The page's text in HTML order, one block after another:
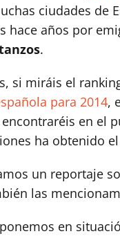
ciudades de
hace años por
.
si miráis el
para 2014,
encontraréis en el
ha obtenido
un reportaje
las
en